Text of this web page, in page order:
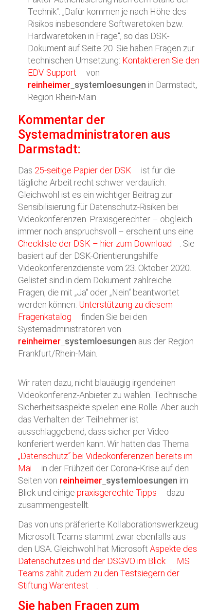
Technik“: „Dafür kommen je nach Höhe des
Risikos insbesondere Softwaretoken bzw.
Hardwaretoken in Frage“, so das DSK-
Dokument auf Seite 20. Sie haben Fragen zur
technischen Umsetzung: Kontaktieren Sie den
EDV-Support
von
reinheimer systemloesungen in Darmstadt,
Region Rhein-Main.
Kommentar der
Systemadministratoren aus
Darmstadt:
Das 25-seitige Papier der DSK
ist für die
tägliche Arbeit recht schwer verdaulich.
Gleichwohl ist es ein wichtiger Beitrag zur
Sensibilisierung für Datenschutz-Risiken bei
Videokonferenzen. Praxisgerechter – obgleich
immer noch anspruchsvoll – erscheint uns eine
Checkliste der DSK – hier zum Download
. Sie
basiert auf der DSK-Orientierungshilfe
Videokonferenzdienste vom 23. Oktober 2020.
Gelistet sind in dem Dokument zahlreiche
Fragen, die mit „Ja“ oder „Nein“ beantwortet
werden können. Unterstützung zu diesem
Fragenkatalog
finden Sie bei den
Systemadministratoren von
reinheimer systemloesungen aus der Region
Frankfurt/Rhein-Main.
Wir raten dazu, nicht blauäugig irgendeinen
Videokonferenz-Anbieter zu wählen. Technische
Sicherheitsaspekte spielen eine Rolle. Aber auch
das Verhalten der Teilnehmer ist
ausschlaggebend, dass sicher per Video
konferiert werden kann. Wir hatten das Thema
„Datenschutz“ bei Videokonferenzen bereits im
Mai
in der Frühzeit der Corona-Krise auf den
Seiten von reinheimer systemloesungen im
Blick und einigepraxisgerechte Tipps
dazu
zusammengestellt.
Das von uns präferierte Kollaborationswerkzeug
Microsoft Teams stammt zwar ebenfalls aus
den USA. Gleichwohl hat MicrosoftAspekte des
Datenschutzes und der DSGVO im Blick
MS
Teams zählt zudem zu den Testsiegern der
Stiftung Warentest
Sie haben Fragen zum